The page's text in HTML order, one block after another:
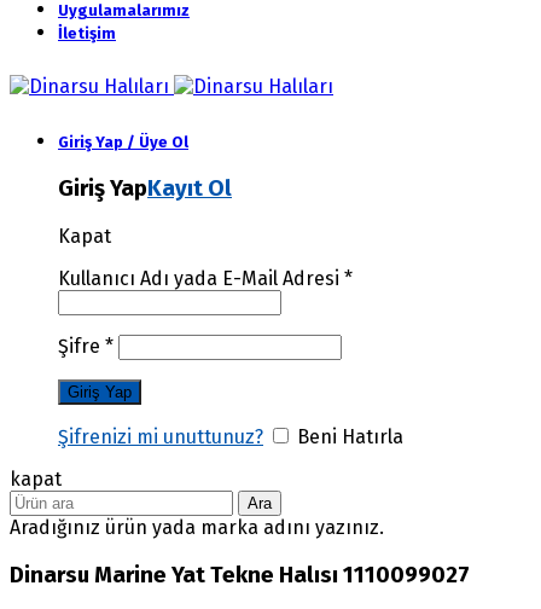
Uygulamalarımız
İletişim
Giriş Yap / Üye Ol
Giriş YapKayıt Ol
Kapat
Kullanıcı Adı yada E-Mail Adresi *
Şifre *
Şifrenizi mi unuttunuz?
Beni Hatırla
kapat
Ara
Aradığınız ürün yada marka adını yazınız.
Dinarsu Marine Yat Tekne Halısı 1110099027